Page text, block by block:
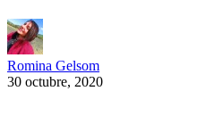
Romina Gelsom
30 octubre, 2020